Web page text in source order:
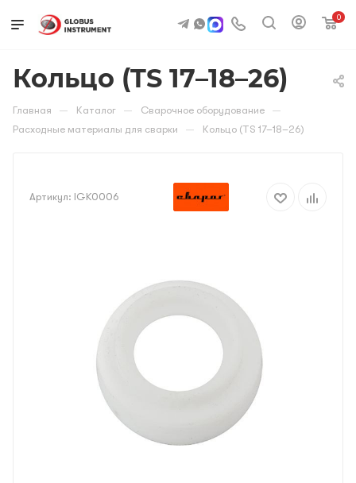
0
Кольцо (TS 17–18–26)
Главная — Каталог — Сварочное оборудование —
Расходные материалы для сварки — Кольцо (TS 17–18–26)
Артикул: IGK0006